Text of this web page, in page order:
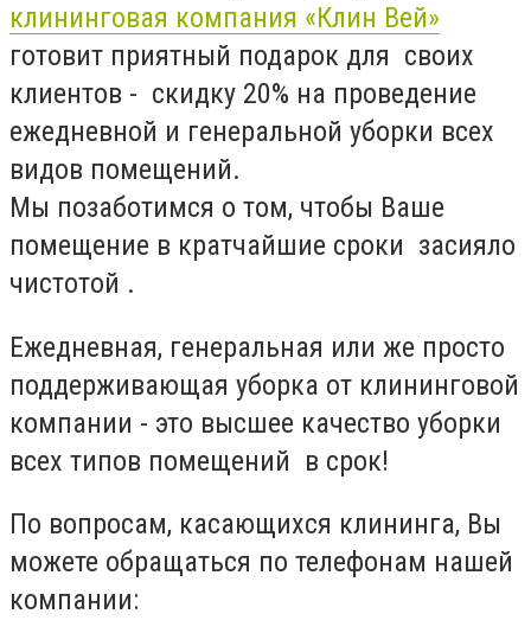
клининговая компания «Клин Вей»
готовит приятный подарок для своих
клиентов - скидку 20% на проведение
ежедневной и генеральной уборки всех
видов помещений.
Мы позаботимся о том, чтобы Ваше
помещение в кратчайшие сроки засияло
чистотой .
Ежедневная, генеральная или же просто
поддерживающая уборка от клининговой
компании - это высшее качество уборки
всех типов помещений в срок!
По вопросам, касающихся клининга, Вы
можете обращаться по телефонам нашей
компании: